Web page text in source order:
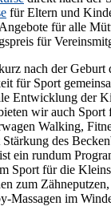
für Eltern und
Angebote für alle
für
nach der Geburt
für Sport
Entwicklung der
wir auch Sport
Walking,
des
ein rundum
Sport für die
zum
Massagen im